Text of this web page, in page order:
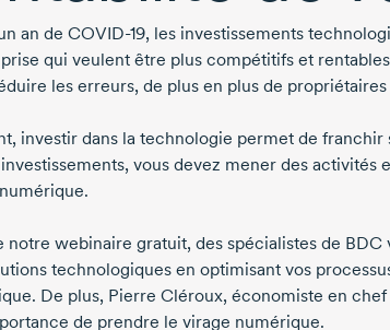
an de COVID-19, les investissements
qui veulent être plus compétitifs et
les erreurs, de plus en plus de
investir dans la technologie permet de
vous devez mener des
notre webinaire gratuit, des spécialistes de
technologiques en optimisant vos
De plus, Pierre Cléroux, économiste en
de prendre le virage numérique.